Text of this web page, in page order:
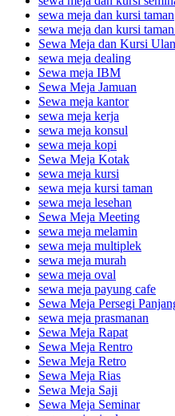
sewa meja dan kursi taman
sewa meja dan kursi
Sewa Meja dan Kursi
sewa meja dealing
Sewa meja IBM
Sewa Meja Jamuan
Sewa meja kantor
sewa meja kerja
sewa meja konsul
sewa meja kopi
Sewa Meja Kotak
sewa meja kursi
sewa meja kursi taman
sewa meja lesehan
Sewa Meja Meeting
sewa meja melamin
sewa meja multiplek
sewa meja murah
sewa meja oval
sewa meja payung cafe
Sewa Meja Persegi
sewa meja prasmanan
Sewa Meja Rapat
Sewa Meja Rentro
Sewa Meja Retro
Sewa Meja Rias
Sewa Meja Saji
Sewa Meja Seminar